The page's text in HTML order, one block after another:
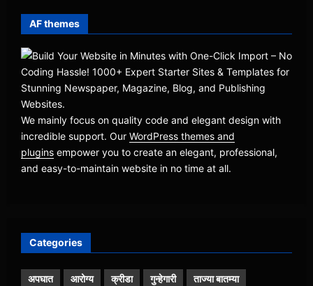
AF themes
We mainly focus on quality code and elegant design with
incredible support. Our WordPress themes and
plugins empower you to create an elegant, professional,
and easy-to-maintain website in no time at all.
Categories
अपघात आरोग्य क्रीडा गुन्हेगारी ताज्या बातम्या